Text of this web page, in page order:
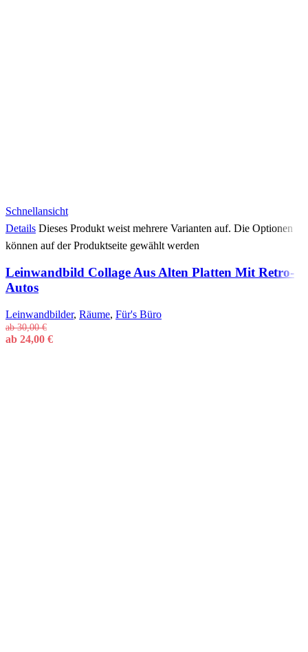
Schnellansicht
Details Dieses Produkt weist mehrere Varianten auf. Die Optionen
können auf der Produktseite gewählt werden
Leinwandbild Collage Aus Alten Platten Mit Retro-
Autos
Leinwandbilder, Räume, Für's Büro
ab30,00€
ab 24,00 €